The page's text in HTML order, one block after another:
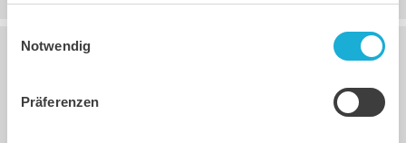
Notwendig
Präferenzen
Besucherregelung